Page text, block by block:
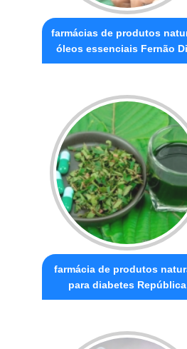
farmácias de produtos
óleos essenciais Fernão
farmácia de produtos
para diabetes República